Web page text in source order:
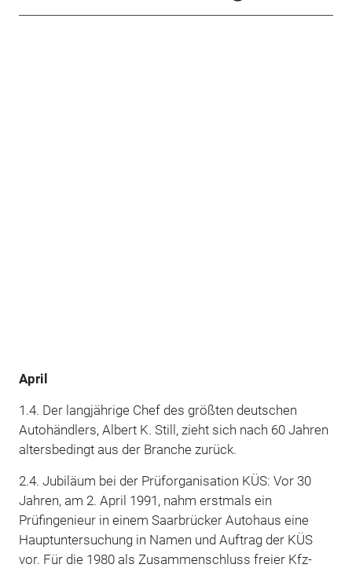
April
1.4. Der langjährige Chef des größten deutschen
Autohändlers, Albert K. Still, zieht sich nach 60 Jahren
altersbedingt aus der Branche zurück.
2.4. Jubiläum bei der Prüforganisation KÜS: Vor 30
Jahren, am 2. April 1991, nahm erstmals ein
Prüfingenieur in einem Saarbrücker Autohaus eine
Hauptuntersuchung in Namen und Auftrag der KÜS
vor. Für die 1980 als Zusammenschluss freier Kfz-